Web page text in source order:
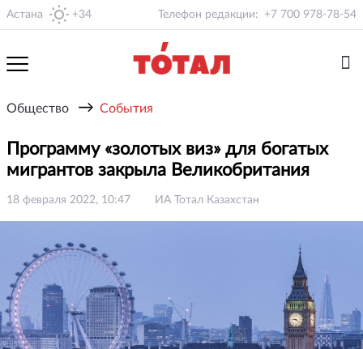
Астана +34 Телефон редакции: +7 700 978-78-54
Общество → События
Программу «золотых виз» для богатых
мигрантов закрыла Великобритания
18 февраля 2022, 10:47 ИА Тотал Казахстан